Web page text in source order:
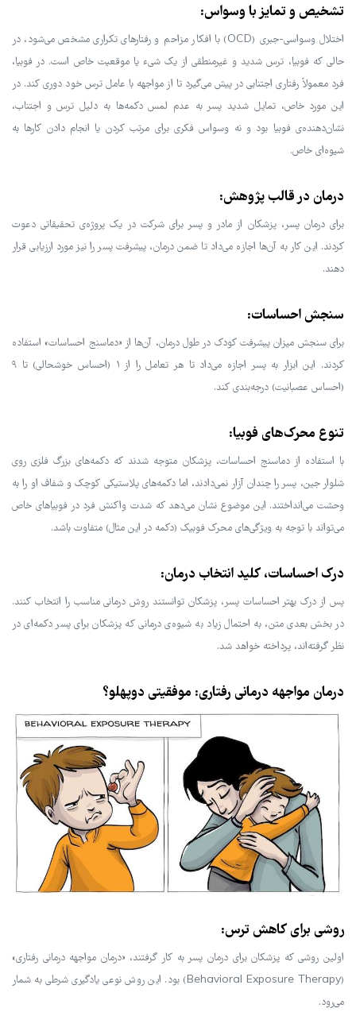
تشخیص و تمایز با وسواس:
اختلال وسواسی-جبری (OCD) با افکار مزاحم و رفتارهای تکراری مشخص می‌شود، در
حالی که فوبیا، ترس شدید و غیرمنطقی از یک شیء یا موقعیت خاص است. در فوبیا،
فرد معمولاً رفتاری اجتنابی در پیش می‌گیرد تا از مواجهه با عامل ترس خود دوری کند. در
این مورد خاص، تمایل شدید پسر به عدم لمس دکمه‌ها به دلیل ترس و اجتناب،
نشان‌دهنده‌ی فوبیا بود و نه وسواس فکری برای مرتب کردن یا انجام دادن کارها به
شیوه‌ای خاص.
درمان در قالب پژوهش:
برای درمان پسر، پزشکان از مادر و پسر برای شرکت در یک پروژه‌ی تحقیقاتی دعوت
کردند. این کار به آن‌ها اجازه می‌داد تا ضمن درمان، پیشرفت پسر را نیز مورد ارزیابی قرار
دهند.
سنجش احساسات:
برای سنجش میزان پیشرفت کودک در طول درمان، آن‌ها از «دماسنج احساسات» استفاده
کردند. این ابزار به پسر اجازه می‌داد تا هر تعامل را از ۱ (احساس خوشحالی) تا ۹
(احساس عصبانیت) درجه‌بندی کند.
تنوع محرک‌های فوبیا:
با استفاده از دماسنج احساسات، پزشکان متوجه شدند که دکمه‌های بزرگ فلزی روی
شلوار جین، پسر را چندان آزار نمی‌دادند، اما دکمه‌های پلاستیکی کوچک و شفاف او را به
وحشت می‌انداختند. این موضوع نشان می‌دهد که شدت واکنش فرد در فوبیاهای خاص
می‌تواند با توجه به ویژگی‌های محرک فوبیک (دکمه در این مثال) متفاوت باشد.
درک احساسات، کلید انتخاب درمان:
پس از درک بهتر احساسات پسر، پزشکان توانستند روش درمانی مناسب را انتخاب کنند.
در بخش بعدی متن، به احتمال زیاد به شیوه‌ی درمانی که پزشکان برای پسر دکمه‌ای در
نظر گرفته‌اند، پرداخته خواهد شد.
درمان مواجهه درمانی رفتاری: موفقیتی دوپهلو؟
روشی برای کاهش ترس:
اولین روشی که پزشکان برای درمان پسر به کار گرفتند، «درمان مواجهه درمانی رفتاری»
(Behavioral Exposure Therapy) بود. این روش نوعی یادگیری شرطی به شمار
می‌رود.